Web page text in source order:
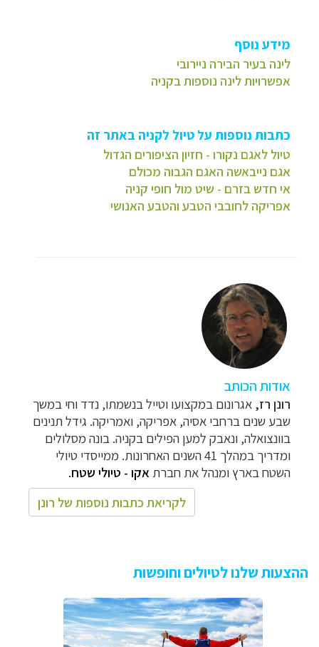
מידע נוסף
לינה בעיר הבירה ניירובי
אפשרויות לינה נוספות בקניה
כתבות נוספות על טיול לקניה באתר זה
טיול לאגם נקורו - חזיון הציפורים הגדול
אגם נייבאשה האגם הגבוה מכולם
אי חדש בזרם - שיט מול חופי קניה
אפריקה לחובבי הטבע והטבע האנושי
אודות הכותב
רונן רז, אגרונום במקצועו וטייל בנשמתו, נדד וחי במשך
שבע שנים ברחבי אסיה, אפריקה, ואמריקה. גידל תנינים
בוונצואלה, ונאבק למען הפילים בקניה. בונה מסלולים
ומדריך במהלך 41 השנים האחרונות.
ממייסדי טיולי
השטח בארץ ומנהל את חברת אקו - טיולי שטח.
לקריאת כתבות נוספות של רונן
ההצעות שלנו לטיולים וחופשות